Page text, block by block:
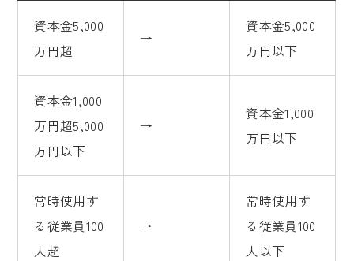
資本金5,000
万円超
→
資本金5,000
万円以下
資本金1,000
万円超5,000
万円以下
→
資本金1,000
万円以下
常時使用す
る従業員100
人超
→
常時使用す
る従業員100
人以下